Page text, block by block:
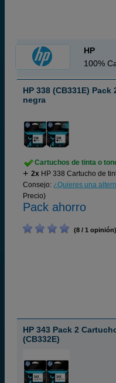
HP
100%
HP 338 (CB331E)
negra
Cartuchos de tinta o
2x HP 338 Cartucho de
Consejo: ¿Quieres una
Precio)
Pack ahorro
(8 / 1 opinión)
HP 343 Pack 2
(CB332E)